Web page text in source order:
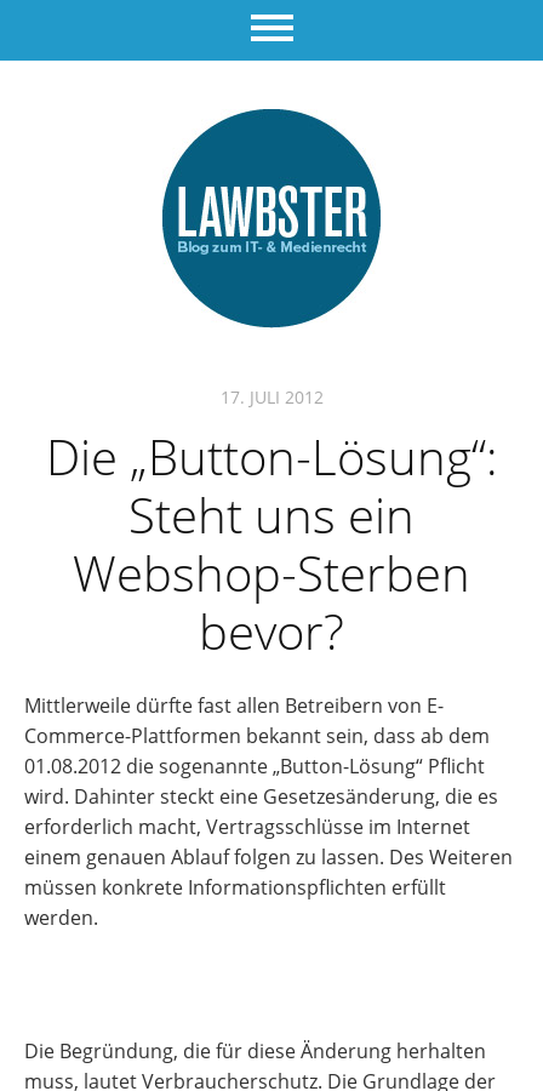
17. JULI 2012
Die „Button-Lösung“:
Steht uns ein
Webshop-Sterben
bevor?
Mittlerweile dürfte fast allen Betreibern von E-
Commerce-Plattformen bekannt sein, dass ab dem
01.08.2012 die sogenannte „Button-Lösung“ Pflicht
wird. Dahinter steckt eine Gesetzesänderung, die es
erforderlich macht, Vertragsschlüsse im Internet
einem genauen Ablauf folgen zu lassen. Des Weiteren
müssen konkrete Informationspflichten erfüllt
werden.
Die Begründung, die für diese Änderung herhalten
muss, lautet Verbraucherschutz. Die Grundlage der